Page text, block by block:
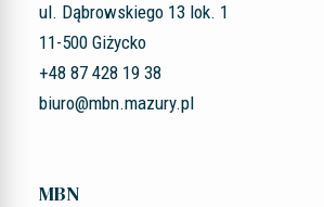
ul. Dąbrowskiego 13 lok. 1
11-500 Giżycko
+48 87 428 19 38
biuro@mbn.mazury.pl
MBN